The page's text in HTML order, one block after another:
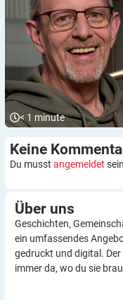
< 1 minute
Keine
Du musst angemeldet
Über uns
Geschichten,
ein umfassendes
gedruckt und digital.
immer da, wo du sie